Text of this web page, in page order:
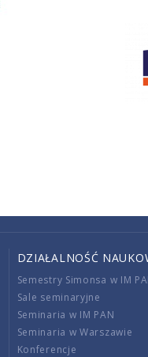
DZIAŁALNOŚĆ
Semestry Simonsa w IM
Sale seminaryjne
Seminaria w IM PAN
Seminaria w Warszawie
Konferencje